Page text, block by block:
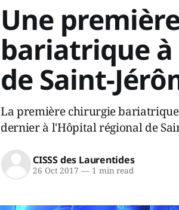
Une
bariatrique
de Saint-
La première chirurgie
dernier à l'Hôpital régional de
CISSS des Laurentides
26 Oct 2017 —1 min read